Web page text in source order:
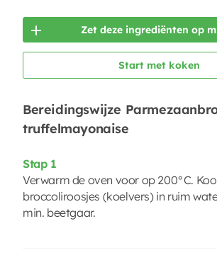
Zet deze ingrediënten op
Start met koken
Bereidingswijze
truffelmayonaise
Stap 1
Verwarm de oven voor op 200°C.
broccoliroosjes (koelvers) in ruim
min. beetgaar.